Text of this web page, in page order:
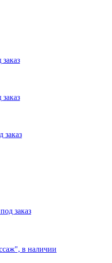
заказ
заказ
в наличии